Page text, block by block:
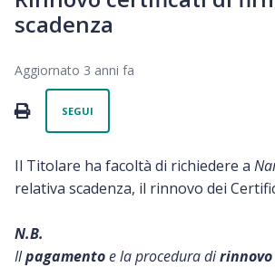
scadenza
Aggiornato 3 anni fa
PRINT
SEGUI
Il Titolare ha facoltà di richiedere a
relativa scadenza, il rinnovo dei
N.B.
Ilpagamentoe la procedura dirinnovo